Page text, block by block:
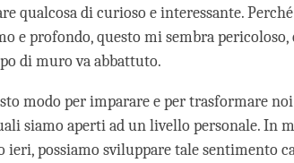
qualcosa di curioso e interessante. Perché
e profondo, questo mi sembra pericoloso,
di muro va abbattuto.
modo per imparare e per trasformare noi
siamo aperti ad un livello personale. In
ieri, possiamo sviluppare tale sentimento